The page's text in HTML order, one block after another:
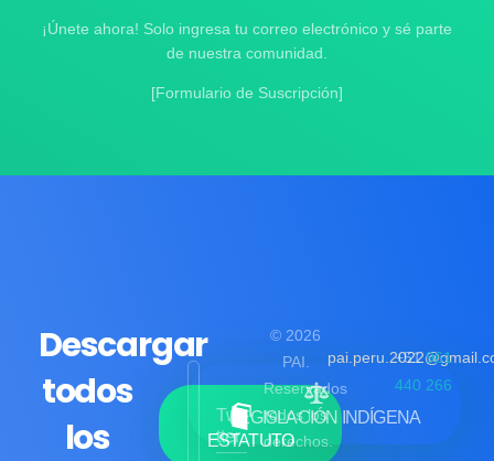
¡Únete ahora! Solo ingresa tu correo electrónico y sé parte
de nuestra comunidad.
[Formulario de Suscripción]
Descargar
todos
los
ESTATUTO
LEGISLACIÓN INDÍGENA
Twi
tter
© 2026
PAI.
Reservados
todos los
derechos.
+51961
440 266